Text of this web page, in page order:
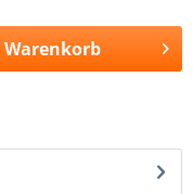
Warenkorb